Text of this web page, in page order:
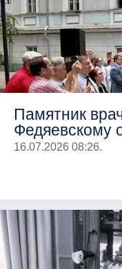
Памятник
Федяевскому
16.07.2026 08:26.